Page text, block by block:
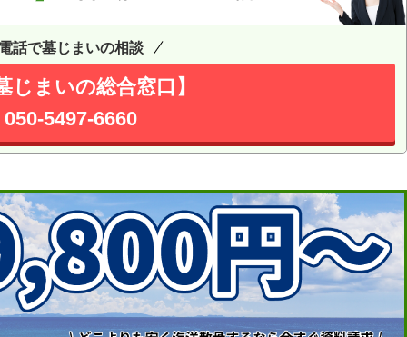
話で墓じまいの相談
じまいの総合窓口】
050-5497-6660